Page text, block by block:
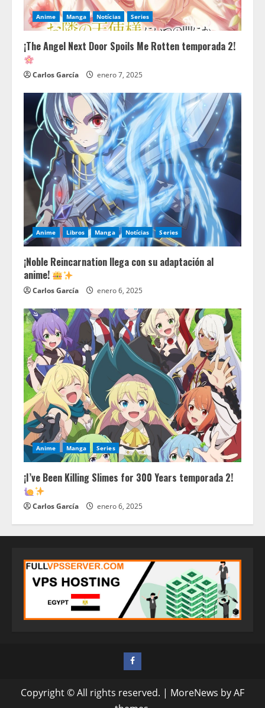
Anime Manga Notícias Series
¡The Angel Next Door Spoils Me Rotten temporada 2!
Carlos García enero 7, 2025
Anime Libros Manga Notícias Series
¡Noble Reincarnation llega con su adaptación al
anime!
Carlos García enero 6, 2025
Anime Manga Series
¡I’ve Been Killing Slimes for 300 Years temporada 2!
Carlos García enero 6, 2025
FACEBOOK
Copyright © All rights reserved. | MoreNews by AF